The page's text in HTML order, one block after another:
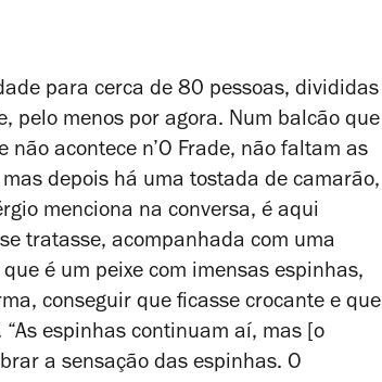
para cerca de 80 pessoas, divididas
pelo menos por agora. Num balcão que
acontece n’O Frade, não faltam as
depois há uma tostada de camarão,
menciona na conversa, é aqui
tratasse, acompanhada com uma
é um peixe com imensas espinhas,
conseguir que ficasse crocante e que
espinhas continuam aí, mas [o
a sensação das espinhas. O